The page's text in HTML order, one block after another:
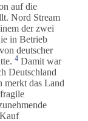
auf die
Nord Stream
der zwei
in Betrieb
deutscher
4 Damit war
Deutschland
merkt das Land